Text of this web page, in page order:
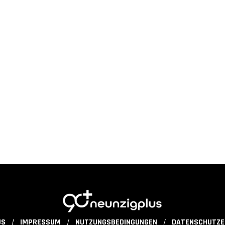
IMPRESSUM NUTZUNGSBEDINGUNGEN